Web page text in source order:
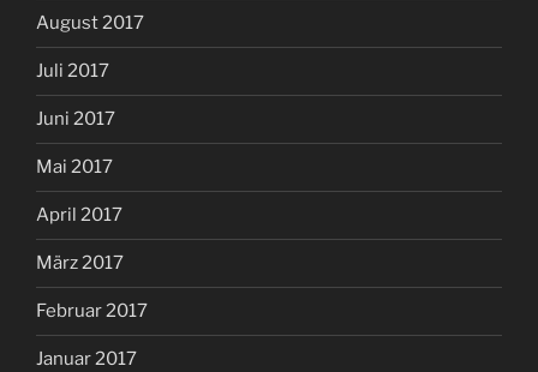
August 2017
Juli 2017
Juni 2017
Mai 2017
April 2017
März 2017
Februar 2017
Januar 2017